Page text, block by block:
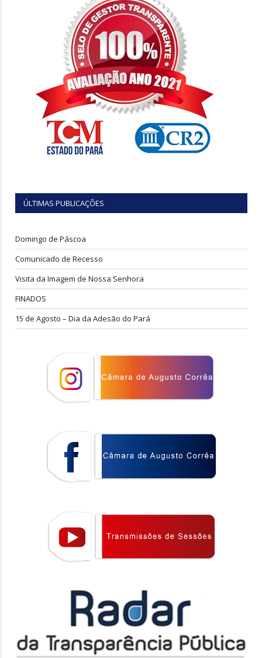
ÚLTIMAS PUBLICAÇÕES
Domingo de Páscoa
Comunicado de Recesso
Visita da Imagem de Nossa Senhora
FINADOS
15 de Agosto – Dia da Adesão do Pará